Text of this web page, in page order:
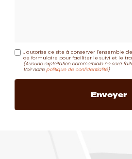
J'autorise ce site à conserver l'ensemble
ce formulaire pour faciliter le suivi et le
(Aucune exploitation commerciale ne sera
Voir notrepolitique de confidentialité)